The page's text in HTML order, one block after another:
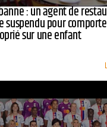
: un agent de
suspendu pour
sur une enfant